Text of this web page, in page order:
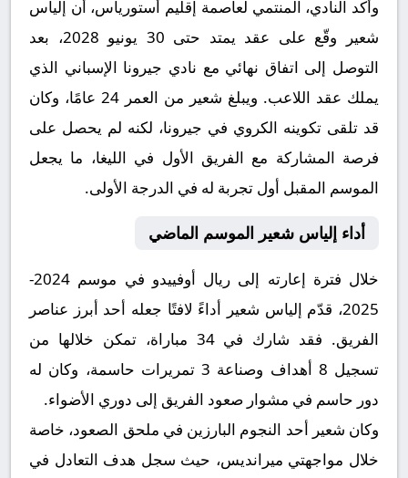
وأكد النادي، المنتمي لعاصمة إقليم أستورياس، أن إلياس
شعير وقّع على عقد يمتد حتى 30 يونيو 2028، بعد
التوصل إلى اتفاق نهائي مع نادي جيرونا الإسباني الذي
يملك عقد اللاعب. ويبلغ شعير من العمر 24 عامًا، وكان
قد تلقى تكوينه الكروي في جيرونا، لكنه لم يحصل على
فرصة المشاركة مع الفريق الأول في الليغا، ما يجعل
الموسم المقبل أول تجربة له في الدرجة الأولى.
أداء إلياس شعير الموسم الماضي
خلال فترة إعارته إلى ريال أوفييدو في موسم 2024-
2025، قدّم إلياس شعير أداءً لافتًا جعله أحد أبرز عناصر
الفريق. فقد شارك في 34 مباراة، تمكن خلالها من
تسجيل 8 أهداف وصناعة 3 تمريرات حاسمة، وكان له
دور حاسم في مشوار صعود الفريق إلى دوري الأضواء.
وكان شعير أحد النجوم البارزين في ملحق الصعود، خاصة
خلال مواجهتي ميرانديس، حيث سجل هدف التعادل في